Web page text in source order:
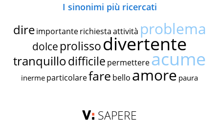
I sinonimi più ricercati
dire importante richiestaattività problema
dolce prolissodivertente
tranquillodifficile permettereacume
inerme particolarefare bello amore paura
SAPERE